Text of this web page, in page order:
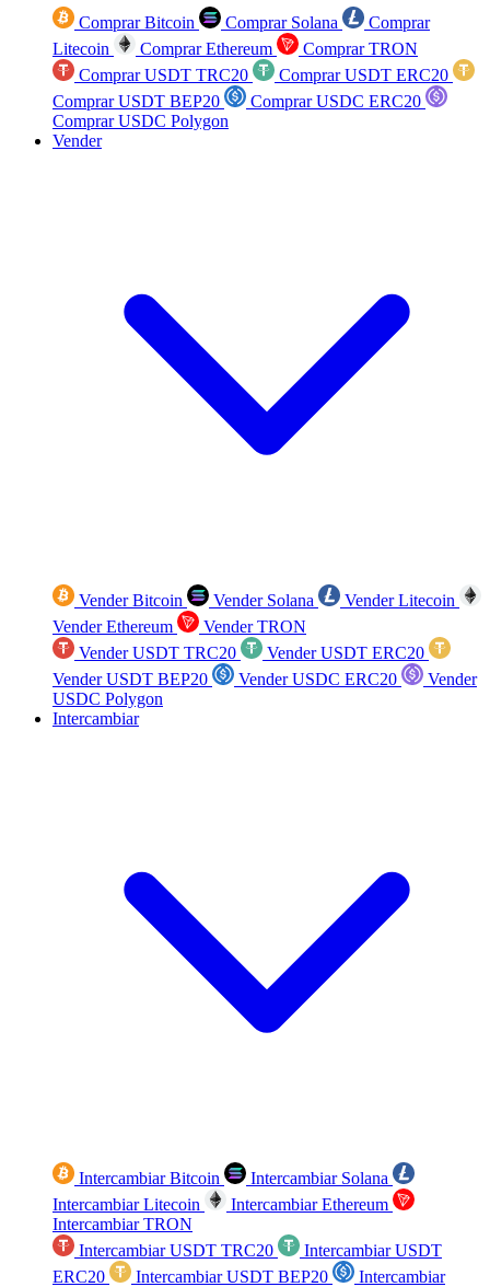
Comprar Bitcoin Comprar Solana
Comprar
Litecoin
Comprar Ethereum
Comprar TRON
Comprar USDT TRC20
Comprar USDT ERC20
Comprar USDT BEP20
Comprar USDC ERC20
Comprar USDC Polygon
Vender
Vender Bitcoin Vender Solana
Vender Litecoin
Vender Ethereum
Vender TRON
Vender USDT TRC20
Vender USDT ERC20
Vender USDT BEP20
Vender USDC ERC20
Vender
USDC Polygon
Intercambiar
Intercambiar Bitcoin
Intercambiar Solana
Intercambiar Litecoin
Intercambiar Ethereum
Intercambiar TRON
Intercambiar USDT TRC20
Intercambiar USDT
ERC20
Intercambiar USDT BEP20
Intercambiar